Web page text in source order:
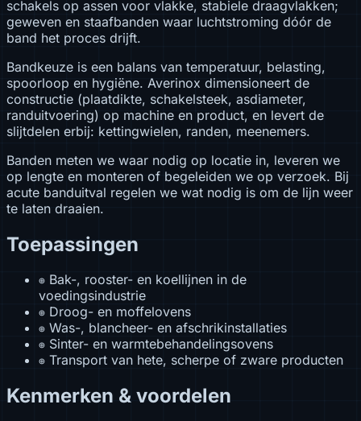
schakels op assen voor vlakke, stabiele draagvlakken;
geweven en staafbanden waar luchtstroming dóór de
band het proces drijft.
Bandkeuze is een balans van temperatuur, belasting,
spoorloop en hygiëne. Averinox dimensioneert de
constructie (plaatdikte, schakelsteek, asdiameter,
randuitvoering) op machine en product, en levert de
slijtdelen erbij: kettingwielen, randen, meenemers.
Banden meten we waar nodig op locatie in, leveren we
op lengte en monteren of begeleiden we op verzoek. Bij
acute banduitval regelen we wat nodig is om de lijn weer
te laten draaien.
Toepassingen
⊕ Bak-, rooster- en koellijnen in de
voedingsindustrie
⊕ Droog- en moffelovens
⊕ Was-, blancheer- en afschrikinstallaties
⊕ Sinter- en warmtebehandelingsovens
⊕ Transport van hete, scherpe of zware producten
Kenmerken & voordelen